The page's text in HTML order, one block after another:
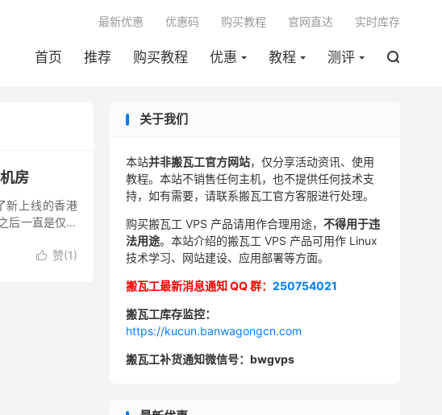
首页 推荐 购买教程 优惠 教程 测评 
最新优惠 优惠码 购买教程 官网直达 实时库存
房
新上线的香港
后一直是仅限
 赞(1)
关于我们
本站并非搬瓦工官方网站，仅分享活动资讯、使用
教程。本站不销售任何主机，也不提供任何技术支
持，如有需要，请联系搬瓦工官方客服进行处理。
购买搬瓦工 VPS 产品请用作合理用途， 不得用于违
法用途。本站介绍的搬瓦工 VPS 产品可用作 Linux
技术学习、网站建设、应用部署等方面。
搬瓦工最新消息通知 QQ 群： 250754021
搬瓦工库存监控：
https://kucun.banwagongcn.com
搬瓦工补货通知微信号：bwgvps